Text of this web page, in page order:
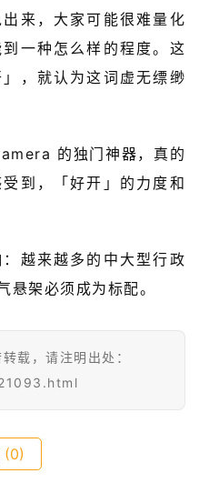
来，大家可能很难量化
一种怎么样的程度。这
，就认为这词虚无缥缈
的独门神器，真的
到，「好开」的力度和
越来越多的中大型行政
悬架必须成为标配。
载，请注明出处：
(0)